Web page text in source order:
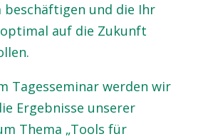
beschäftigen und die Ihr
auf die Zukunft
Tagesseminar werden wir
Ergebnisse unserer
Thema „Tools für